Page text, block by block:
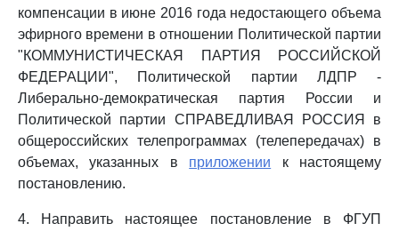
компенсации в июне 2016 года недостающего объема
эфирного времени в отношении Политической партии
"КОММУНИСТИЧЕСКАЯ ПАРТИЯ РОССИЙСКОЙ
ФЕДЕРАЦИИ", Политической партии ЛДПР -
Либерально-демократическая партия России и
Политической партии СПРАВЕДЛИВАЯ РОССИЯ в
общероссийских телепрограммах (телепередачах) в
объемах, указанных в приложении к настоящему
постановлению.
4. Направить настоящее постановление в ФГУП